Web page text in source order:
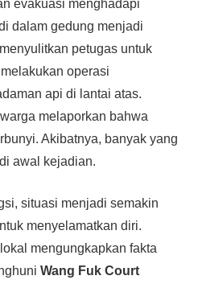
evakuasi menghadapi
dalam gedung menjadi
petugas untuk
operasi
api di lantai atas.
melaporkan bahwa
Akibatnya, banyak yang
awal kejadian.
situasi menjadi semakin
menyelamatkan diri.
mengungkapkan fakta
Wang Fuk Court